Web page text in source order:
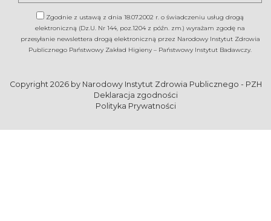
Zgodnie z ustawą z dnia 18.07.2002 r. o świadczeniu usług drogą
elektroniczną (Dz.U. Nr 144, poz.1204 z późn. zm.) wyrażam zgodę na
przesyłanie newslettera drogą elektroniczną przez Narodowy Instytut Zdrowia
Publicznego Państwowy Zakład Higieny – Państwowy Instytut Badawczy.
Copyright 2026 by Narodowy Instytut Zdrowia Publicznego - PZH
Deklaracja zgodności
Polityka Prywatności